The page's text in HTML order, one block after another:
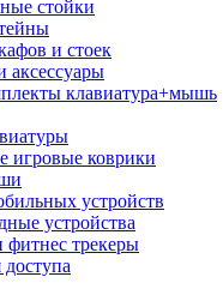
стойки
и стоек
аксессуары
клавиатура+мышь
игровые коврики
устройств
устройства
фитнес трекеры